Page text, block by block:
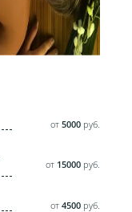
от 5000руб.
от 15000руб.
от 4500руб.